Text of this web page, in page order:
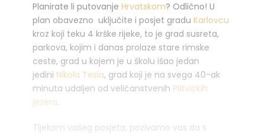
Planirate li putovanje Hrvatskom? Odlično! U
plan obavezno uključite i posjet gradu Karlovcu
kroz koji teku 4 krške rijeke, to je grad susreta,
parkova, kojim i danas prolaze stare rimske
ceste, grad u kojem je u školu išao jedan
jedini Nikola Tesla, grad koji je na svega 40-ak
minuta udaljen od veličanstvenih Plitvičkih
jezera.
Tijekom vašeg posjeta, pozivamo vas da s